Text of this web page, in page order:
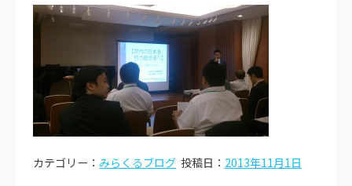
カテゴリー： みらくるブログ 投稿日： 2013年11月1日